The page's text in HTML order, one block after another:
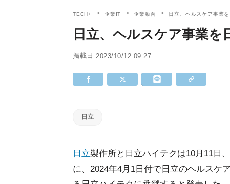
TECH+ 企業IT 企業動向 日立、ヘルスケア事業
日立、ヘルスケア事業を
掲載日 2023/10/12 09:27
日立
日立製作所と日立ハイテクは10月11日
に、2024年4月1日付で日立のヘルスケ